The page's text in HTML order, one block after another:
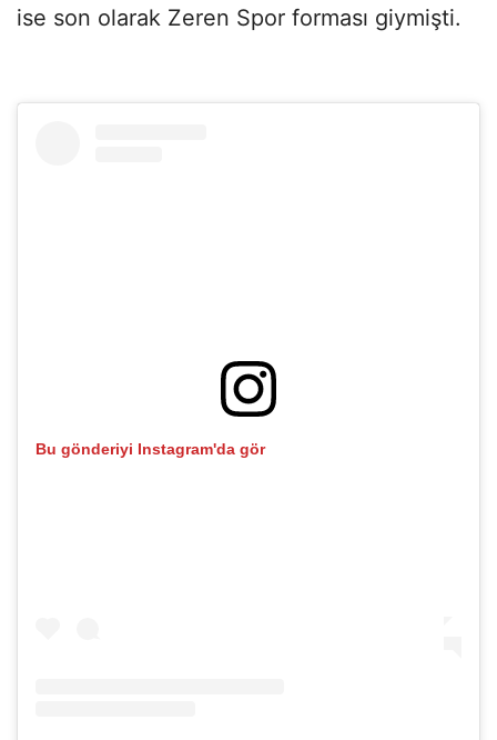
ise son olarak Zeren Spor forması giymişti.
Bu gönderiyi Instagram'da gör